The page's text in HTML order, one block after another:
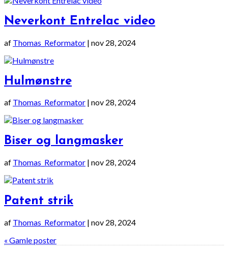
Neverkont Entrelac video
af Thomas_Reformator | nov 28, 2024
Hulmønstre
af Thomas_Reformator | nov 28, 2024
Biser og langmasker
af Thomas_Reformator | nov 28, 2024
Patent strik
af Thomas_Reformator | nov 28, 2024
« Gamle poster